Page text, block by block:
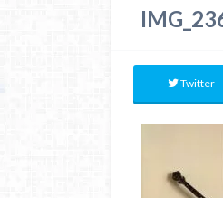
Twitter